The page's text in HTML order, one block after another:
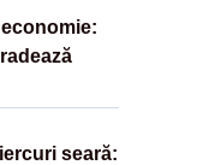
seară: